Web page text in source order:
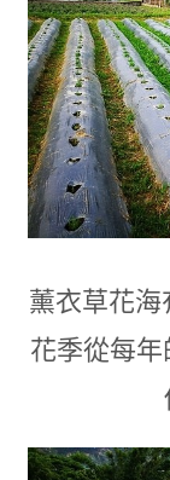
薰衣草花海
花季從每